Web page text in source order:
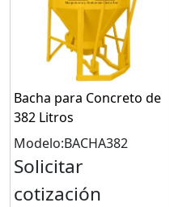
Bacha para Concreto de
382 Litros
Modelo:BACHA382
Solicitar
cotización